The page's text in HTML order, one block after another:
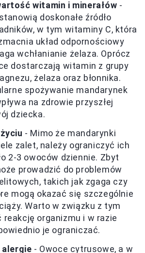
witamin i minerałów -
doskonałe źródło
w tym witaminy C, która
układ odpornościowy
wchłanianie żelaza. Oprócz
dostarczają witamin z grupy
żelaza oraz błonnika.
spożywanie mandarynek
na zdrowie przyszłej
dziecka.
- Mimo że mandarynki
zalet, należy ograniczyć ich
2-3 owoców dziennie. Zbyt
prowadzić do problemów
takich jak zgaga czy
mogą okazać się szczególnie
Warto w związku z tym
reakcję organizmu i w razie
je ograniczać.
alergie - Owoce cytrusowe, a w